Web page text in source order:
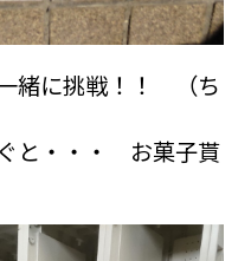
緒に挑戦！！ （ち
と・・・ お菓子貰